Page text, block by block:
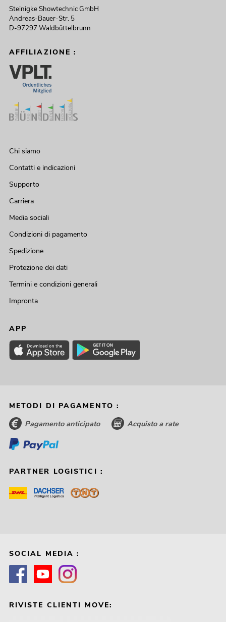
Steinigke Showtechnic GmbH
Andreas-Bauer-Str. 5
D-97297 Waldbüttelbrunn
AFFILIAZIONE :
Chi siamo
Contatti e indicazioni
Supporto
Carriera
Media sociali
Condizioni di pagamento
Spedizione
Protezione dei dati
Termini e condizioni generali
Impronta
APP
METODI DI PAGAMENTO :
Pagamento anticipato Acquisto a rate
PARTNER LOGISTICI :
SOCIAL MEDIA :
RIVISTE CLIENTI MOVE: